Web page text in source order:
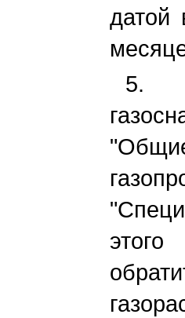
5.